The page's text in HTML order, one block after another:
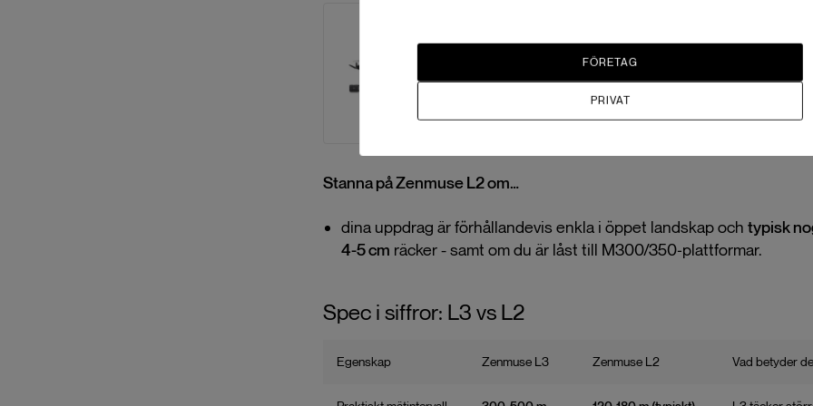
Matrice 400 - Zenmuse L3-paket
59 min flygtid per batteri
Stanna på Zenmuse L2 om…
dina uppdrag är förhållandevis enkla i öppet landskap och typisk
4-5 cm räcker - samt om du är låst till M300/350‑plattformar.
Spec i siffror: L3 vs L2
Egenskap Zenmuse L3 Zenmuse L2 Vad betyder
FÖRETAG
PRIVAT